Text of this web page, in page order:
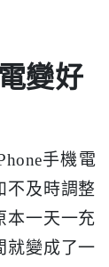
變好
手機電
不及時調整
本一天一充
就變成了一